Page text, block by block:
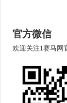
官方微信
欢迎关注1赛马网